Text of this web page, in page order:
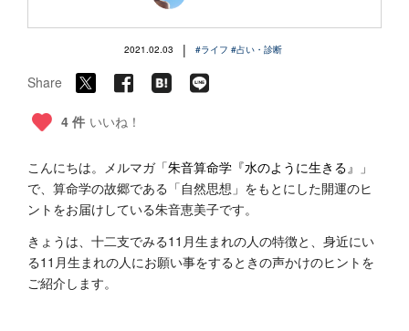
2021.02.03 | #ライフ #占い・診断
Share
4 件 いいね！
こんにちは。メルマガ「朱音算命学『水のように生きる』
」
で、算命学の故郷である「自然思想」をもとにした開運のヒ
ントをお届けしている朱音恵美子です。
きょうは、十二支でみる11月生まれの人の特徴と、身近にい
る11月生まれの人にお願い事をするときの声かけのヒントを
ご紹介します。